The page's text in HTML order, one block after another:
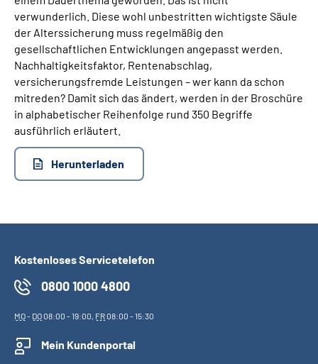
Mein Kundenportal
verwunderlich. Diese wohl unbestritten wichtigste Säule
der Alterssicherung muss regelmäßig den
gesellschaftlichen Entwicklungen angepasst werden.
Nachhaltigkeitsfaktor, Rentenabschlag,
versicherungsfremde Leistungen – wer kann da schon
mitreden? Damit sich das ändert, werden in der Broschüre
in alphabetischer Reihenfolge rund 350 Begriffe
ausführlich erläutert.
Herunterladen
Kostenloses Servicetelefon
0800 1000 4800
MO- DO08:00 - 19:00, FR08:00 - 15:30
Mein Kundenportal